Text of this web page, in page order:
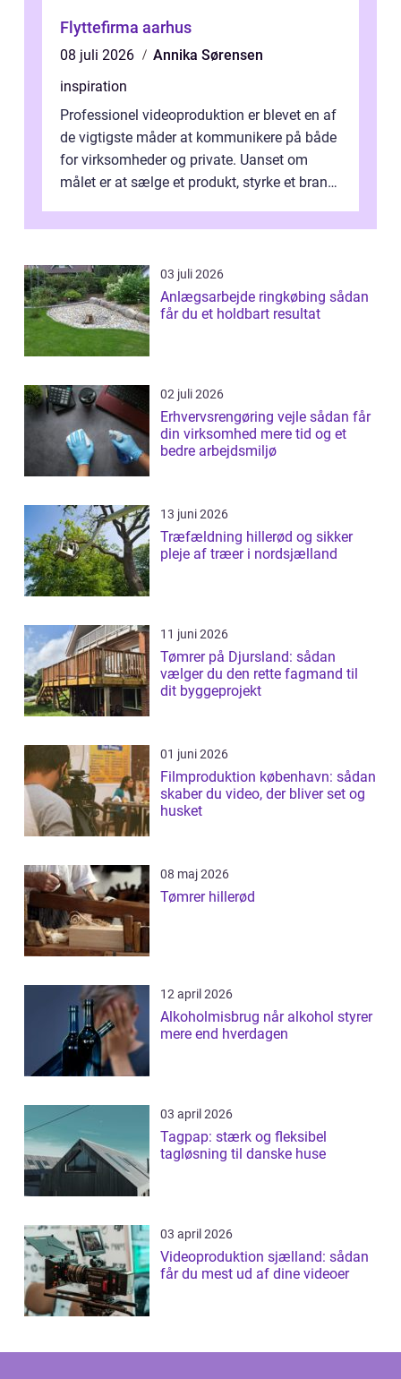
Flyttefirma aarhus
08 juli 2026
Annika Sørensen
inspiration
Professionel videoproduktion er blevet en af
de vigtigste måder at kommunikere på både
for virksomheder og private. Uanset om
målet er at sælge et produkt, styrke et brand,
03 juli 2026
Anlægsarbejde ringkøbing sådan
får du et holdbart resultat
02 juli 2026
Erhvervsrengøring vejle sådan får
din virksomhed mere tid og et
bedre arbejdsmiljø
13 juni 2026
Træfældning hillerød og sikker
pleje af træer i nordsjælland
11 juni 2026
Tømrer på Djursland: sådan
vælger du den rette fagmand til
dit byggeprojekt
01 juni 2026
Filmproduktion københavn: sådan
skaber du video, der bliver set og
husket
08 maj 2026
Tømrer hillerød
12 april 2026
Alkoholmisbrug når alkohol styrer
mere end hverdagen
03 april 2026
Tagpap: stærk og fleksibel
tagløsning til danske huse
03 april 2026
Videoproduktion sjælland: sådan
får du mest ud af dine videoer